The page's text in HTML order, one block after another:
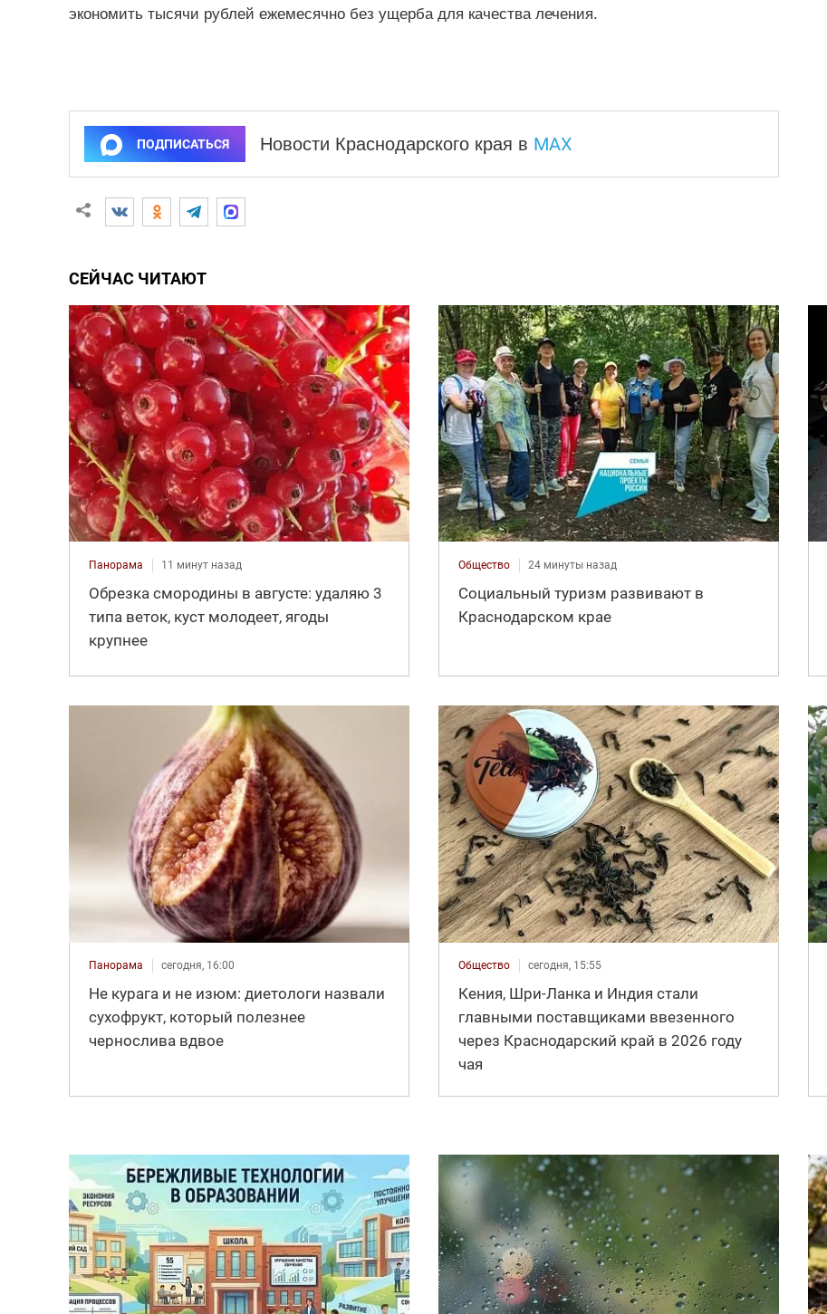
экономить тысячи рублей ежемесячно без ущерба для качества лечения.
ПОДПИСАТЬСЯ Новости Краснодарского края в MAX
СЕЙЧАС ЧИТАЮТ
Панорама 11 минут назад
Обрезка смородины в августе: удаляю 3
типа веток, куст молодеет, ягоды
крупнее
Общество 24 минуты назад
Социальный туризм развивают в
Краснодарском крае
Панорама сегодня, 16:00
Не курага и не изюм: диетологи назвали
сухофрукт, который полезнее
чернослива вдвое
Общество сегодня, 15:55
Кения, Шри-Ланка и Индия стали
главными поставщиками ввезенного
через Краснодарский край в 2026 году
чая